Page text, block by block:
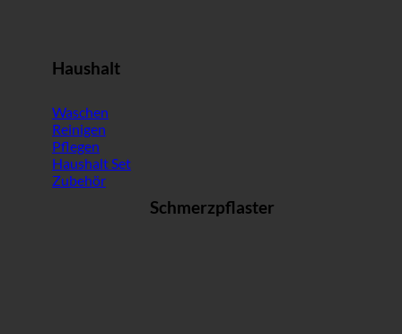
Haushalt
Waschen
Reinigen
Pflegen
Haushalt Set
Zubehör
Schmerzpflaster